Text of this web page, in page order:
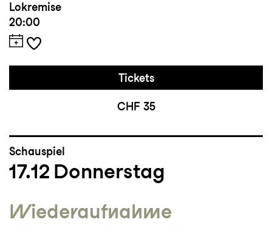
Lokremise
20:00
Tickets
CHF 35
Schauspiel
17.12 Donnerstag
Wieder­aufnahme